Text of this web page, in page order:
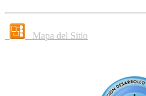
Mapa del Sitio